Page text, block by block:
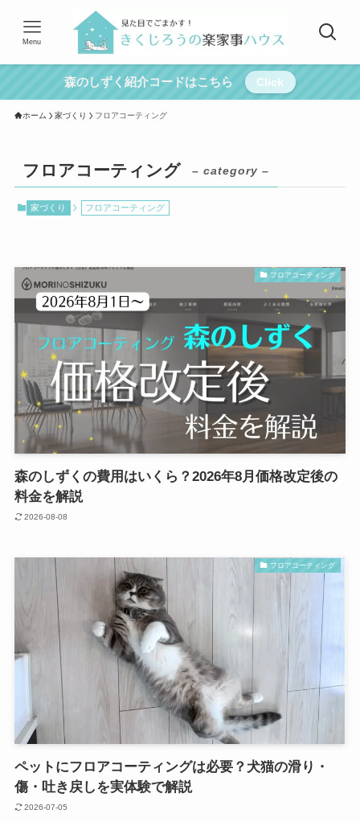
Menu
森のしずく紹介コードはこちら Click
ホーム 家づくり フロアコーティング
フロアコーティング – category –
家づくり フロアコーティング
フロアコーティング
森のしずくの費用はいくら？2026年8月価格改定後の
料金を解説
2026-08-08
フロアコーティング
ペットにフロアコーティングは必要？犬猫の滑り・
傷・吐き戻しを実体験で解説
2026-07-05